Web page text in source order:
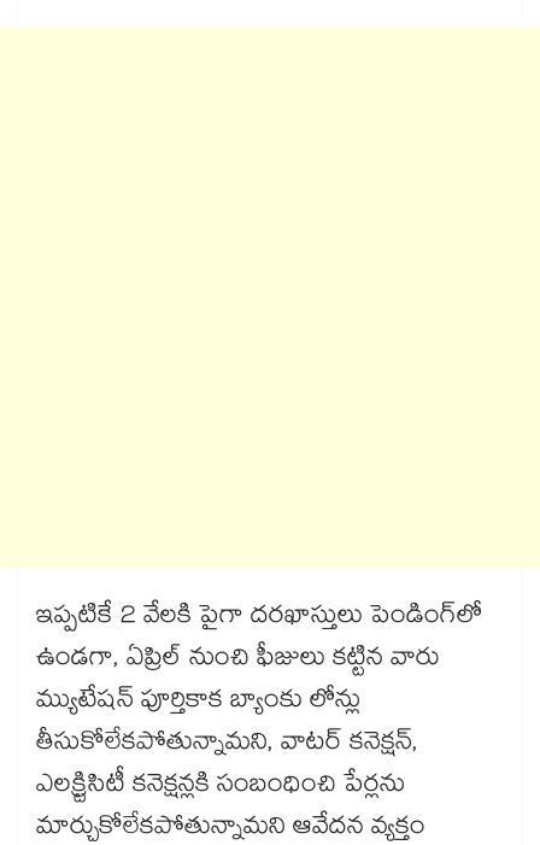
ఇప్పటికే 2 వేలకి పైగా దరఖాస్తులు పెండింగ్‌‌‌‌‌‌‌‌‌‌‌‌‌‌‌‌‌‌‌‌‌‌‌‌‌‌‌‌‌‌‌‌లో
ఉండగా, ఏప్రిల్ నుంచి ఫీజులు కట్టిన వారు
మ్యుటేషన్ పూర్తికాక బ్యాంకు లోన్లు
తీసుకోలేకపోతున్నామని, వాటర్ కనెక్షన్,
ఎలక్ర్టిసిటీ కనెక్షన్లకి సంబంధించి పేర్లను
మార్చుకోలేకపోతున్నామని ఆవేదన వ్యక్తం